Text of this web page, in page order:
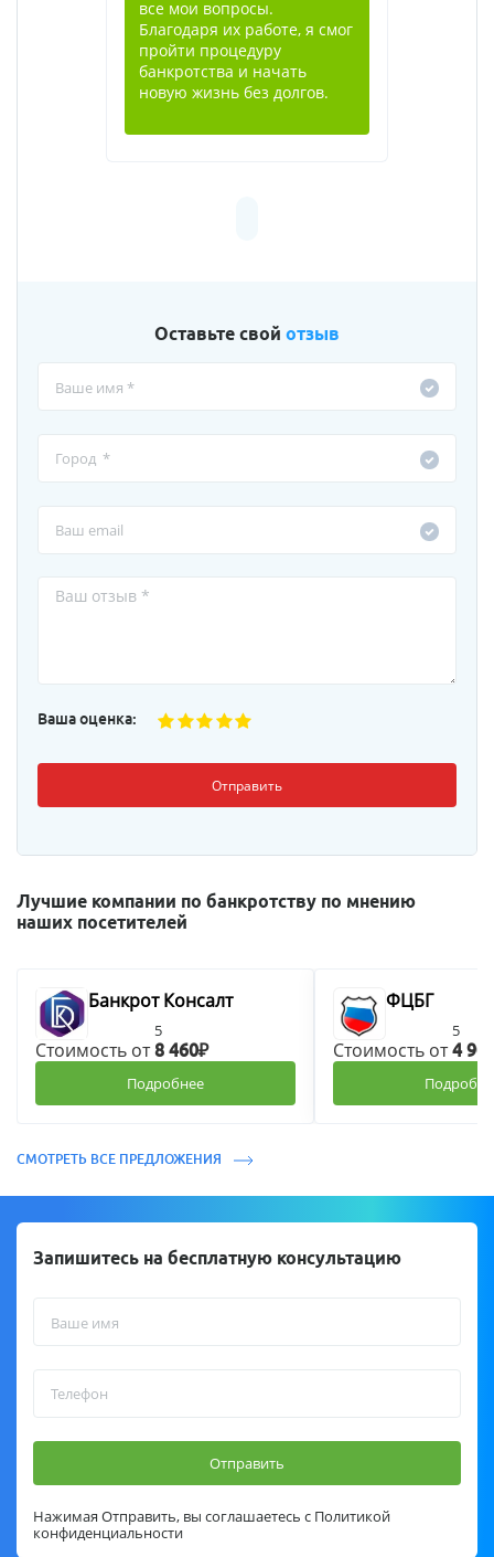
все мои вопросы.
Благодаря их работе, я смог
пройти процедуру
банкротства и начать
новую жизнь без долгов.
Оставьте свой отзыв
Ваша оценка:
Отправить
Лучшие компании по банкротству по мнению
наших посетителей
Банкрот Консалт
5
Стоимость от8 460₽
Подробнее
ФЦБГ
5
Стоимость от4
СМОТРЕТЬ ВСЕ ПРЕДЛОЖЕНИЯ
Запишитесь на бесплатную консультацию
Отправить
Нажимая Отправить, вы соглашаетесь с Политикой
конфиденциальности